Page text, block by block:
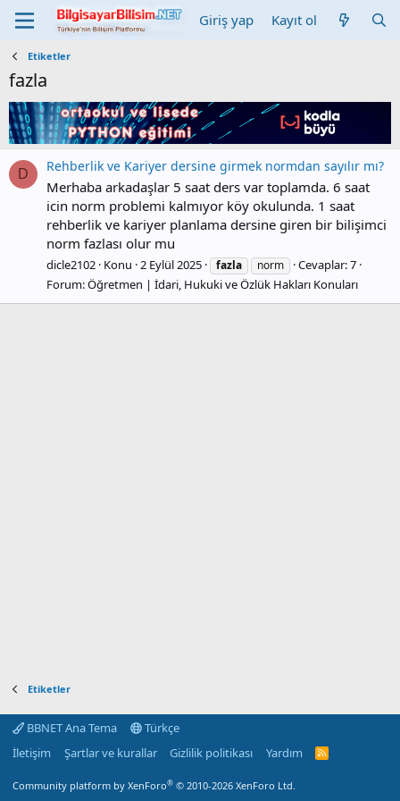
Giriş yap Kayıt ol
Etiketler
fazla
D Rehberlik ve Kariyer dersine girmek normdan sayılır mı?
Merhaba arkadaşlar 5 saat ders var toplamda. 6 saat
icin norm problemi kalmıyor köy okulunda. 1 saat
rehberlik ve kariyer planlama dersine giren bir bilişimci
norm fazlası olur mu
dicle2102 Konu 2 Eylül 2025 fazla norm
Cevaplar: 7
Forum:Öğretmen | İdari, Hukuki ve Özlük Hakları Konuları
Etiketler
BBNET Ana Tema
Türkçe
İletişim
Şartlar ve kurallar Gizlilik politikası Yardım
R
Community platform by XenForo® © 2010-2026 XenForo Ltd.